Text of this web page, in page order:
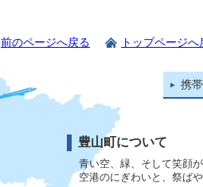
前のページへ戻る トップページへ
携
豊山町について
青い空、緑、そして笑顔
空港のにぎわいと、祭ば